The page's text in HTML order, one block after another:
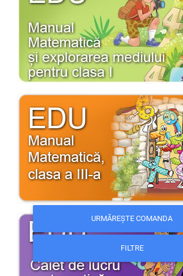
URMĂREȘTE COMANDA
FILTRE